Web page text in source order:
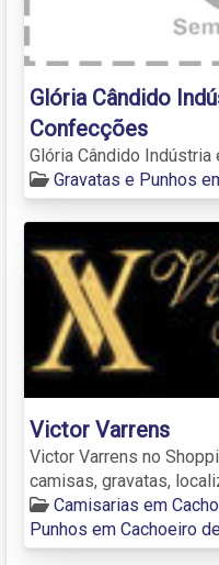
Glória Cândido
Confecções
Glória Cândido
Gravatas e Punhos
Victor Varrens
Victor Varrens no
camisas, gravatas,
Camisarias em
Punhos em Cachoeiro